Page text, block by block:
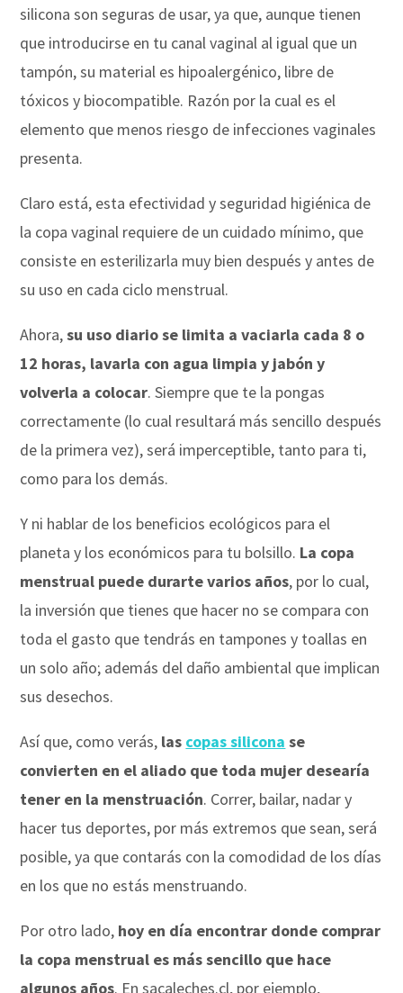
silicona son seguras de usar, ya que, aunque tienen
que introducirse en tu canal vaginal al igual que un
tampón, su material es hipoalergénico, libre de
tóxicos y biocompatible. Razón por la cual es el
elemento que menos riesgo de infecciones vaginales
presenta.
Claro está, esta efectividad y seguridad higiénica de
la copa vaginal requiere de un cuidado mínimo, que
consiste en esterilizarla muy bien después y antes de
su uso en cada ciclo menstrual.
Ahora,su uso diario se limita a vaciarla cada 8 o
12 horas, lavarla con agua limpia y jabón y
volverla a colocar. Siempre que te la pongas
correctamente (lo cual resultará más sencillo después
de la primera vez), será imperceptible, tanto para ti,
como para los demás.
Y ni hablar de los beneficios ecológicos para el
planeta y los económicos para tu bolsillo. La copa
menstrual puede durarte varios años, por lo cual,
la inversión que tienes que hacer no se compara con
toda el gasto que tendrás en tampones y toallas en
un solo año; además del daño ambiental que implican
sus desechos.
Así que, como verás, las copas silicona se
convierten en el aliado que toda mujer desearía
tener en la menstruación. Correr, bailar, nadar y
hacer tus deportes, por más extremos que sean, será
posible, ya que contarás con la comodidad de los días
en los que no estás menstruando.
Por otro lado, hoy en día encontrar donde comprar
la copa menstrual es más sencillo que hace
algunos años. En sacaleches.cl, por ejemplo,